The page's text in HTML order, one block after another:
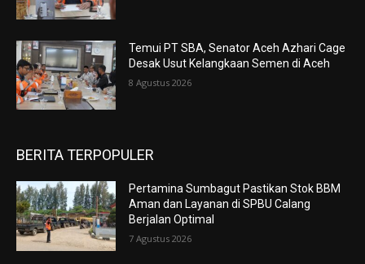
Temui PT SBA, Senator Aceh Azhari Cage
Desak Usut Kelangkaan Semen di Aceh
8 Agustus 2026
BERITA TERPOPULER
Pertamina Sumbagut Pastikan Stok BBM
Aman dan Layanan di SPBU Calang
Berjalan Optimal
7 Agustus 2026